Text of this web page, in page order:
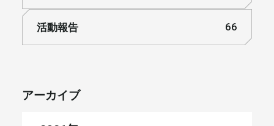
活動報告 66
アーカイブ